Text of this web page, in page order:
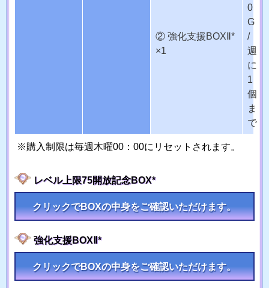
② 強化支援BOXⅡ*
×1
0
G
/
週
に
1
個
ま
で
購入制限は毎週木曜00：00にリセットされます。
レベル上限75開放記念BOX*
クリックでBOXの中身をご確認いただけます。
強化支援BOXⅡ*
クリックでBOXの中身をご確認いただけます。